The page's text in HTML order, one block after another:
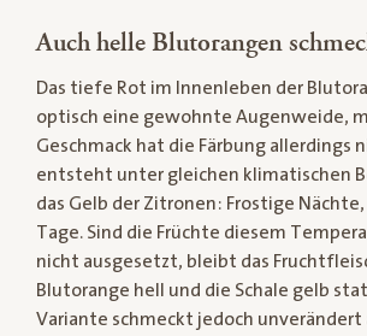
Auch helle Blutorangen
Das tiefe Rot im Innenleben der
optisch eine gewohnte Augenweide,
Geschmack hat die Färbung allerdings
entsteht unter gleichen klimatischen
das Gelb der Zitronen: Frostige
Tage. Sind die Früchte diesem
nicht ausgesetzt, bleibt das
Blutorange hell und die Schale gelb
Variante schmeckt jedoch unverändert